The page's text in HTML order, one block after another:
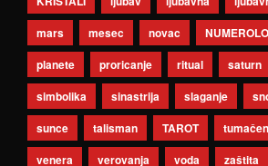
mars
mesec novac
planete
proricanje ritual saturn
simbolika
sinastrija slaganje
sunce
talisman TAROT
venera
verovanja voda zaštita